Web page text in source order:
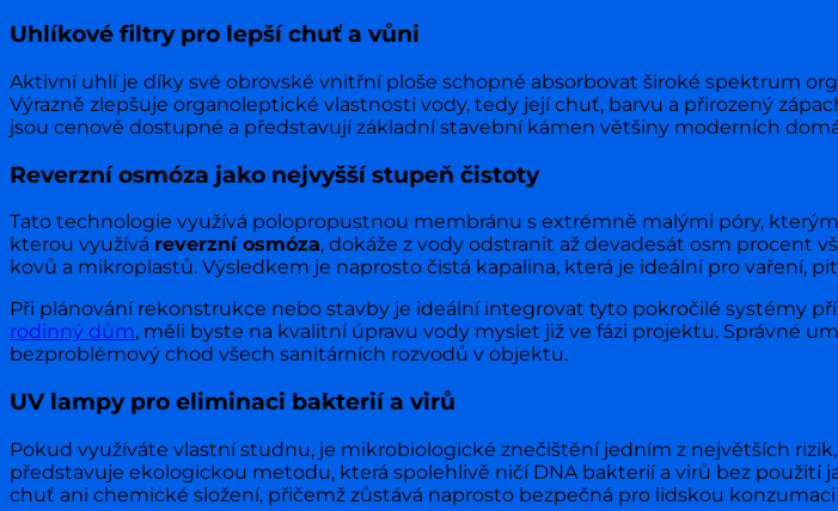
Uhlíkové filtry pro lepší chuť a vůni
Aktivní uhlí je díky své obrovské vnitřní ploše schopné absorbovat široké spektrum
Výrazně zlepšuje organoleptické vlastnosti vody, tedy její chuť, barvu a přirozený
jsou cenově dostupné a představují základní stavební kámen většiny moderních
Reverzní osmóza jako nejvyšší stupeň čistoty
Tato technologie využívá polopropustnou membránu s extrémně malými póry,
kterou využívá reverzní osmóza, dokáže z vody odstranit až devadesát osm procent
kovů a mikroplastů. Výsledkem je naprosto čistá kapalina, která je ideální pro vaření,
Při plánování rekonstrukce nebo stavby je ideální integrovat tyto pokročilé systémy
rodinný dům, měli byste na kvalitní úpravu vody myslet již ve fázi projektu. Správné
bezproblémový chod všech sanitárních rozvodů v objektu.
UV lampy pro eliminaci bakterií a virů
Pokud využíváte vlastní studnu, je mikrobiologické znečištění jedním z největších
představuje ekologickou metodu, která spolehlivě ničí DNA bakterií a virů bez použití
chuť ani chemické složení, přičemž zůstává naprosto bezpečná pro lidskou